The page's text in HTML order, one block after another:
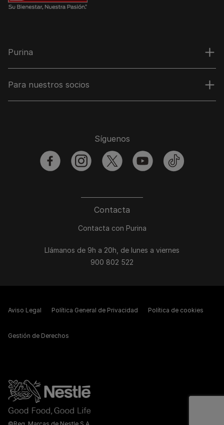
Purina
Para nuestros socios
Contacta
Contacta con Purina
Llámanos de 9h a 20h, de lunes a viernes
900 802 522
Síguenos
facebookinstagramtwitter youtubetiktok
Aviso Legal Política General de Privacidad Política de cookies
Gestión de Derechos